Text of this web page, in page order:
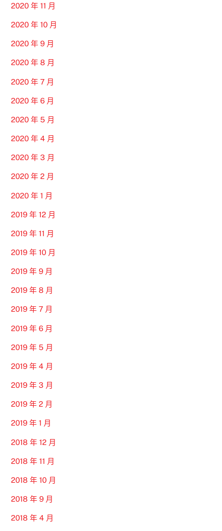
2020 年 11 月
2020 年 10 月
2020 年 9 月
2020 年 8 月
2020 年 7 月
2020 年 6 月
2020 年 5 月
2020 年 4 月
2020 年 3 月
2020 年 2 月
2020 年 1 月
2019 年 12 月
2019 年 11 月
2019 年 10 月
2019 年 9 月
2019 年 8 月
2019 年 7 月
2019 年 6 月
2019 年 5 月
2019 年 4 月
2019 年 3 月
2019 年 2 月
2019 年 1 月
2018 年 12 月
2018 年 11 月
2018 年 10 月
2018 年 9 月
2018 年 4 月